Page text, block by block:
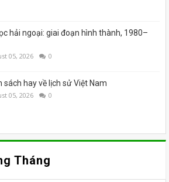
hải ngoại: giai đoạn hình thành, 1980–
05, 2026 0
sách hay về lịch sử Việt Nam
05, 2026 0
Tháng